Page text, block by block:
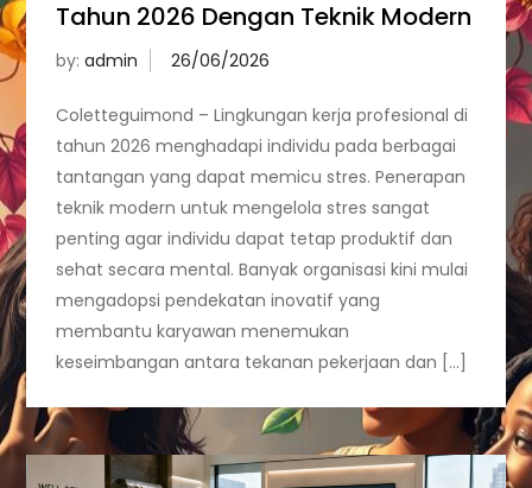
Tahun 2026 Dengan Teknik Modern
by:admin
Coletteguimond – Lingkungan kerja profesional di
tahun 2026 menghadapi individu pada berbagai
tantangan yang dapat memicu stres. Penerapan
teknik modern untuk mengelola stres sangat
penting agar individu dapat tetap produktif dan
sehat secara mental. Banyak organisasi kini mulai
mengadopsi pendekatan inovatif yang
membantu karyawan menemukan
keseimbangan antara tekanan pekerjaan dan […]